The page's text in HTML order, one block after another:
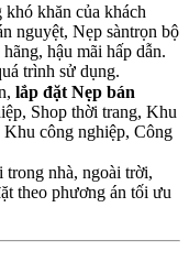
khăn của khách
nguyệt, Nẹp sàntrọn bộ
hậu mãi hấp dẫn.
trình sử dụng.
lắp đặt Nẹp bán
Shop thời trang, Khu
công nghiệp, Công
trong nhà, ngoài trời,
theo phương án tối ưu